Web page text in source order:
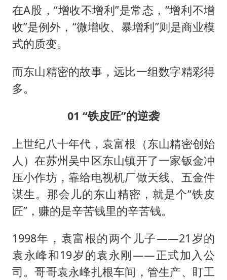
在A股，“增收不增利”是常态，“增利不增
收”是例外，“微增收、暴增利”则是商业模
式的质变。
而东山精密的故事，远比一组数字精彩得
多。
01 “铁皮匠”的逆袭
上世纪八十年代，袁富根（东山精密创始
人）在苏州吴中区东山镇开了一家钣金冲
压小作坊，靠给电视机厂做天线、五金件
谋生。那会儿的东山精密，就是个“铁皮
匠”，赚的是辛苦钱里的辛苦钱。
1998年，袁富根的两个儿子——21岁的
袁永峰和19岁的袁永刚——正式加入公
司。哥哥袁永峰扎根车间，管生产、盯工